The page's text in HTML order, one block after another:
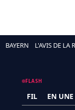
BAYERN L'AVIS DE LA
FLASH
FIL EN UNE